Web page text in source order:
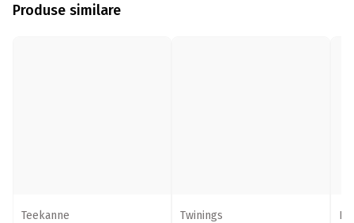
Produse similare
Teekanne
Twinings